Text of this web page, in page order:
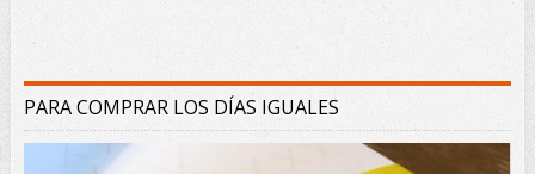
PARA COMPRAR LOS DÍAS IGUALES